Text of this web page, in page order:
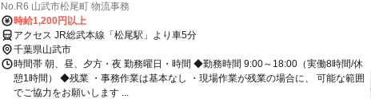
No.R6 山武市松尾町 物流事務
時給1,200円以上
アクセス JR総武本線「松尾駅」より車5分
千葉県山武市
時間帯 朝、昼、夕方・夜 勤務曜日・時間 ◆勤務時間 9:00～18:00（実働8時間/休
憩1時間） ◆残業 ・事務作業は基本なし ・現場作業が残業の場合に、 可能な範囲
でご協力をお願いします ...